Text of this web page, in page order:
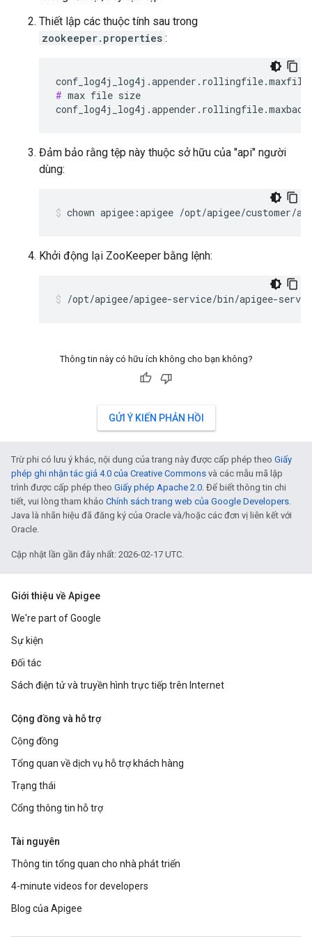
Thiết lập các thuộc tính sau trong
zookeeper.properties :
# max file size
Đảm bảo rằng tệp này thuộc sở hữu của "api" người
dùng:
chown apigee:apigee /opt/apigee/customer/
Khởi động lại ZooKeeper bằng lệnh:
/opt/apigee/apigee-service/bin/apigee-
Thông tin này có hữu ích không cho bạn không?
GỬI Ý KIẾN PHẢN HỒI
Trừ phi có lưu ý khác, nội dung của trang này được cấp phép theo Giấy
phép ghi nhận tác giả 4.0 của Creative Commons và các mẫu mã lập
trình được cấp phép theo Giấy phép Apache 2.0. Để biết thông tin chi
tiết, vui lòng tham khảo Chính sách trang web của Google Developers.
Java là nhãn hiệu đã đăng ký của Oracle và/hoặc các đơn vị liên kết với
Oracle.
Cập nhật lần gần đây nhất: 2026-02-17 UTC.
Giới thiệu về Apigee
We're part of Google
Sự kiện
Đối tác
Sách điện tử và truyền hình trực tiếp trên Internet
Cộng đồng và hỗ trợ
Cộng đồng
Tổng quan về dịch vụ hỗ trợ khách hàng
Trạng thái
Cổng thông tin hỗ trợ
Tài nguyên
Thông tin tổng quan cho nhà phát triển
4-minute videos for developers
Blog của Apigee